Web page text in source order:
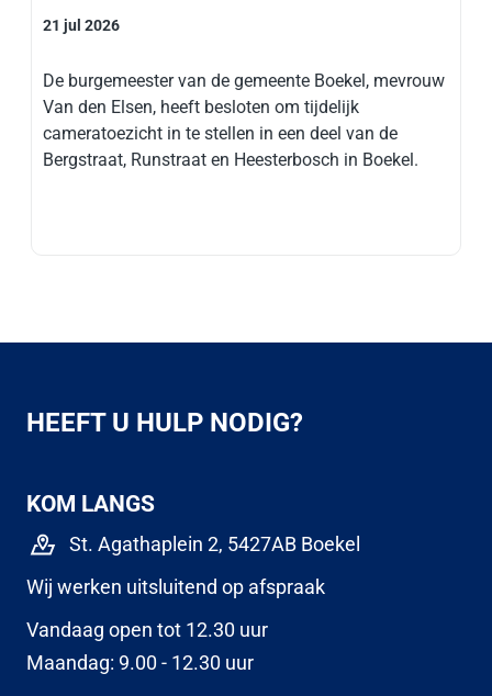
21 jul 2026
De burgemeester van de gemeente Boekel, mevrouw
Van den Elsen, heeft besloten om tijdelijk
cameratoezicht in te stellen in een deel van de
Bergstraat, Runstraat en Heesterbosch in Boekel.
HEEFT U HULP NODIG?
KOM LANGS
St. Agathaplein 2, 5427AB Boekel
Wij werken uitsluitend op afspraak
Vandaag open tot 12.30 uur
Maandag: 9.00 - 12.30 uur